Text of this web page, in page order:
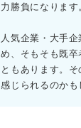
力勝負になります
人気企業・大手
め、そもそも既卒
ともあります。
感じられるのかも